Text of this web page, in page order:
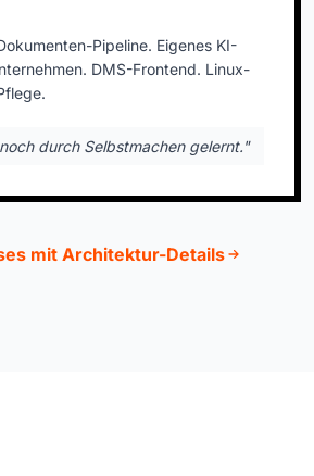
Pipeline. Eigenes KI-
DMS-Frontend. Linux-
durch Selbstmachen gelernt."
mit Architektur-Details